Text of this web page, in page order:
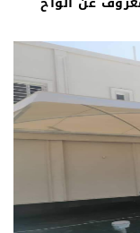
إنها الحل
المباني على سبيل
وغيرها
من المراكز
لسواتر لواح